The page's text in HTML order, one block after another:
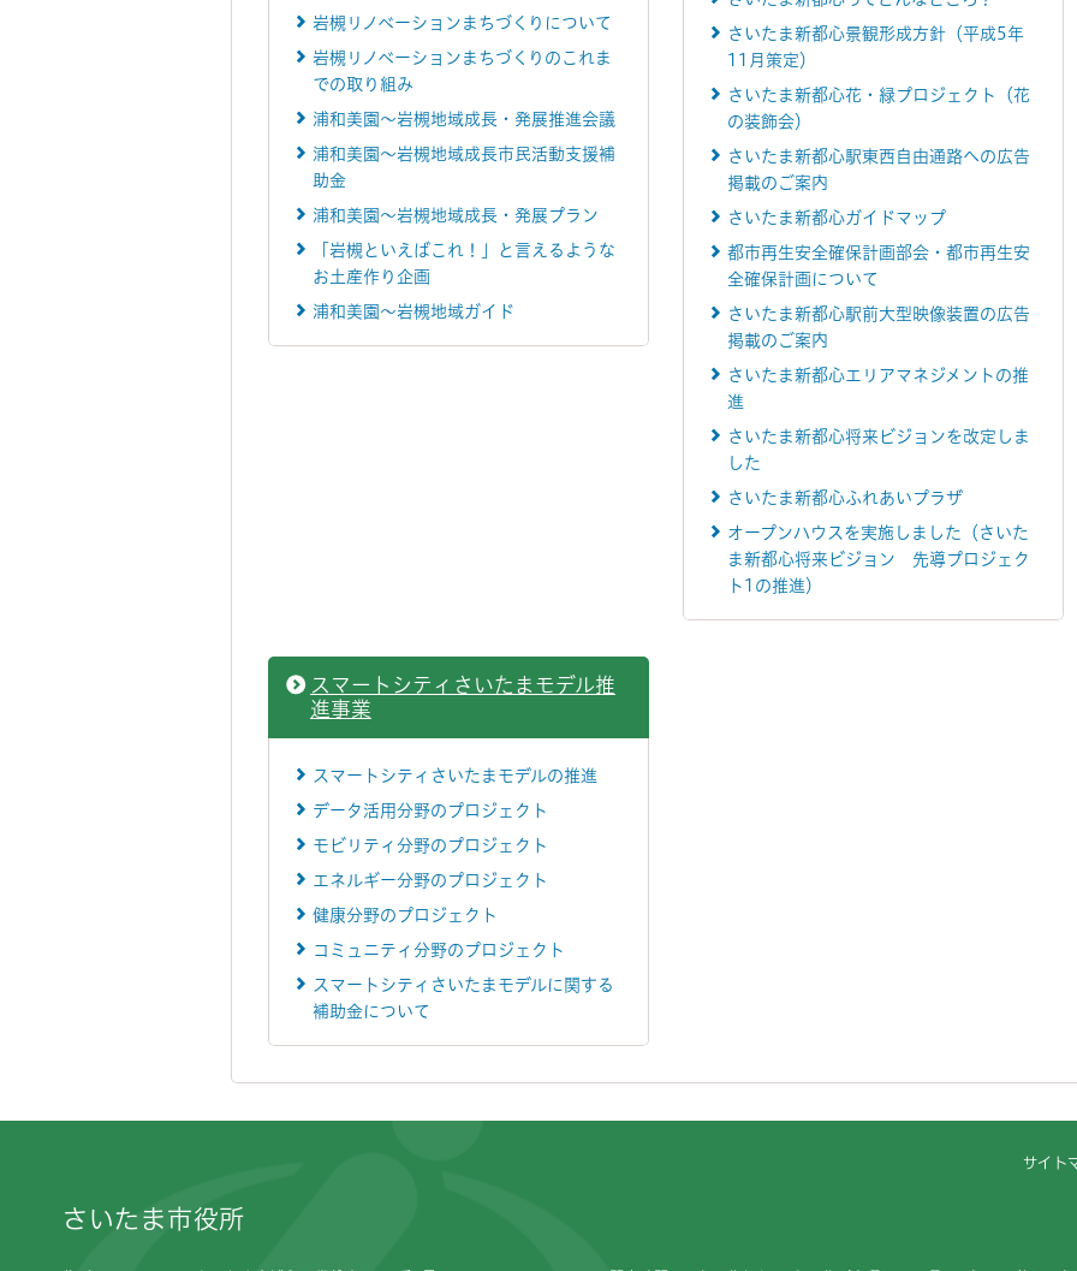
岩槻リノベーションまちづくりについて
岩槻リノベーションまちづくりのこれま
での取り組み
浦和美園～岩槻地域成長・発展推進会議
浦和美園～岩槻地域成長市民活動支援補
助金
浦和美園～岩槻地域成長・発展プラン
「岩槻といえばこれ！」と言えるような
お土産作り企画
浦和美園～岩槻地域ガイド
さいたま新都心景観形成方針（平成5年
11月策定）
さいたま新都心花・緑プロジェクト（花
の装飾会）
さいたま新都心駅東西自由通路への広告
掲載のご案内
さいたま新都心ガイドマップ
都市再生安全確保計画部会・都市再生安
全確保計画について
さいたま新都心駅前大型映像装置の広告
掲載のご案内
さいたま新都心エリアマネジメントの推
進
さいたま新都心将来ビジョンを改定しま
した
さいたま新都心ふれあいプラザ
オープンハウスを実施しました（さいた
ま新都心将来ビジョン 先導プロジェク
ト1の推進）
スマートシティさいたまモデル推
進事業
スマートシティさいたまモデルの推進
データ活用分野のプロジェクト
モビリティ分野のプロジェクト
エネルギー分野のプロジェクト
健康分野のプロジェクト
コミュニティ分野のプロジェクト
スマートシティさいたまモデルに関する
補助金について
サイト
さいたま市役所